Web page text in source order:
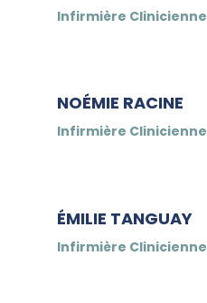
Infirmière Clinicienne
NOÉMIE RACINE
Infirmière Clinicienne
ÉMILIE TANGUAY
Infirmière Clinicienne